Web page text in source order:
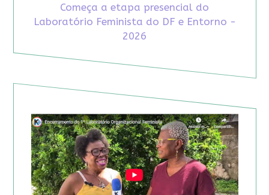
Começa a etapa presencial do
Laboratório Feminista do DF e Entorno -
2026